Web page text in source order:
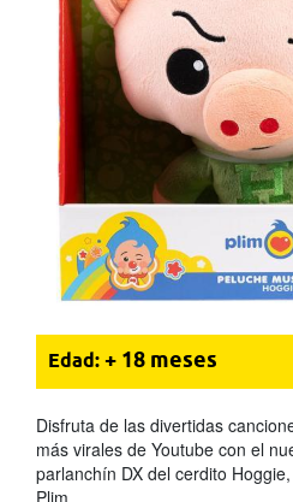
Edad:+ 18 meses
Disfruta de las divertidas
más virales de Youtube con el
parlanchín DX del cerdito
Plim.